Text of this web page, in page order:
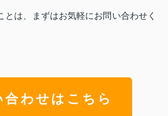
とは、まずはお気軽にお問い合わせく
合わせはこちら